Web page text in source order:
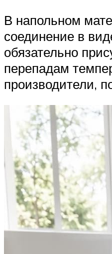
В напольном
соединение в
обязательно
перепадам
производители,